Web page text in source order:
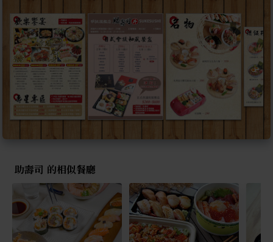
助壽司 的相似餐廳